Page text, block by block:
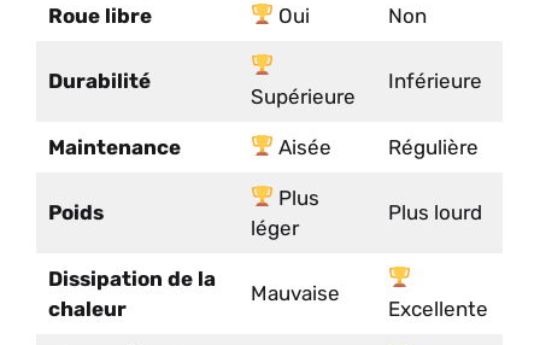
Roue libre Oui Non
Durabilité
Supérieure
Inférieure
Maintenance Aisée Régulière
Poids
Plus
léger
Plus lourd
Dissipation de la
chaleur
Mauvaise
Excellente